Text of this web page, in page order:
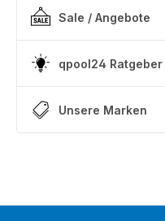
Sale / Angebote
qpool24 Ratgeber
Unsere Marken